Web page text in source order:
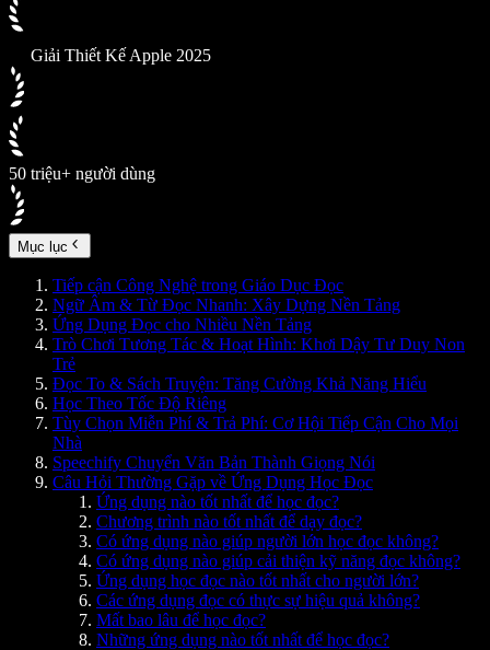
Giải Thiết Kế Apple 2025
50 triệu+ người dùng
Mục lục
Tiếp cận Công Nghệ trong Giáo Dục Đọc
Ngữ Âm & Từ Đọc Nhanh: Xây Dựng Nền Tảng
Ứng Dụng Đọc cho Nhiều Nền Tảng
Trò Chơi Tương Tác & Hoạt Hình: Khơi Dậy Tư Duy Non
Trẻ
Đọc To & Sách Truyện: Tăng Cường Khả Năng Hiểu
Học Theo Tốc Độ Riêng
Tùy Chọn Miễn Phí & Trả Phí: Cơ Hội Tiếp Cận Cho Mọi
Nhà
Speechify Chuyển Văn Bản Thành Giọng Nói
Câu Hỏi Thường Gặp về Ứng Dụng Học Đọc
Ứng dụng nào tốt nhất để học đọc?
Chương trình nào tốt nhất để dạy đọc?
Có ứng dụng nào giúp người lớn học đọc không?
Có ứng dụng nào giúp cải thiện kỹ năng đọc không?
Ứng dụng học đọc nào tốt nhất cho người lớn?
Các ứng dụng đọc có thực sự hiệu quả không?
Mất bao lâu để học đọc?
Những ứng dụng nào tốt nhất để học đọc?